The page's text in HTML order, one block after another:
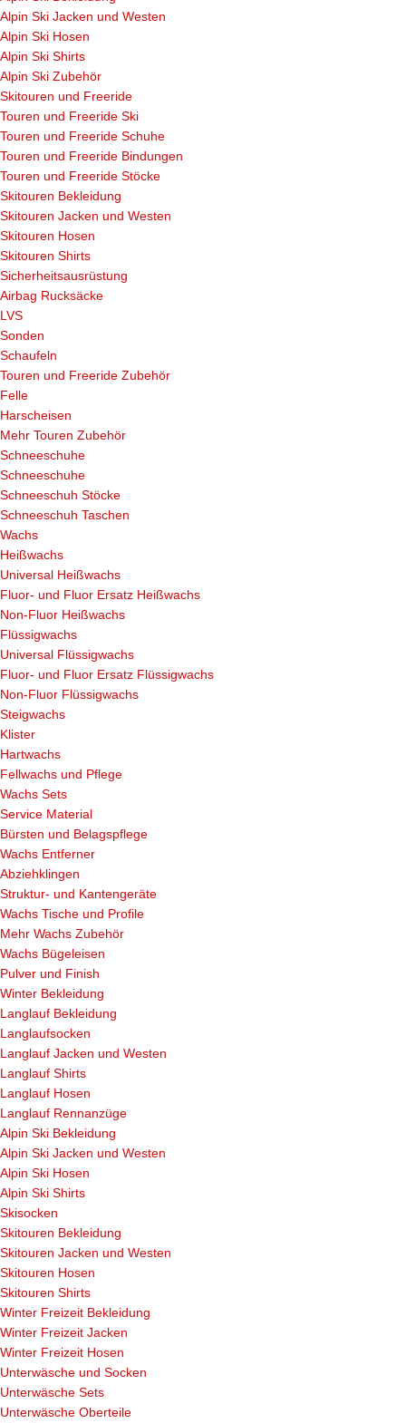
Alpin Ski Jacken und Westen
Alpin Ski Hosen
Alpin Ski Shirts
Alpin Ski Zubehör
Skitouren und Freeride
Touren und Freeride Ski
Touren und Freeride Schuhe
Touren und Freeride Bindungen
Touren und Freeride Stöcke
Skitouren Bekleidung
Skitouren Jacken und Westen
Skitouren Hosen
Skitouren Shirts
Sicherheitsausrüstung
Airbag Rucksäcke
LVS
Sonden
Schaufeln
Touren und Freeride Zubehör
Felle
Harscheisen
Mehr Touren Zubehör
Schneeschuhe
Schneeschuhe
Schneeschuh Stöcke
Schneeschuh Taschen
Wachs
Heißwachs
Universal Heißwachs
Fluor- und Fluor Ersatz Heißwachs
Non-Fluor Heißwachs
Flüssigwachs
Universal Flüssigwachs
Fluor- und Fluor Ersatz Flüssigwachs
Non-Fluor Flüssigwachs
Steigwachs
Klister
Hartwachs
Fellwachs und Pflege
Wachs Sets
Service Material
Bürsten und Belagspflege
Wachs Entferner
Abziehklingen
Struktur- und Kantengeräte
Wachs Tische und Profile
Mehr Wachs Zubehör
Wachs Bügeleisen
Pulver und Finish
Winter Bekleidung
Langlauf Bekleidung
Langlaufsocken
Langlauf Jacken und Westen
Langlauf Shirts
Langlauf Hosen
Langlauf Rennanzüge
Alpin Ski Bekleidung
Alpin Ski Jacken und Westen
Alpin Ski Hosen
Alpin Ski Shirts
Skisocken
Skitouren Bekleidung
Skitouren Jacken und Westen
Skitouren Hosen
Skitouren Shirts
Winter Freizeit Bekleidung
Winter Freizeit Jacken
Winter Freizeit Hosen
Unterwäsche und Socken
Unterwäsche Sets
Unterwäsche Oberteile